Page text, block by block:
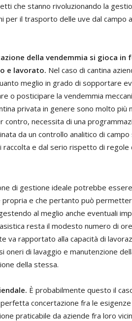
che stanno rivoluzionando la
per il trasporto delle uve dal campo
della vendemmia si gioca in
e lavorato. Nel caso di cantina
meglio in grado di sopportare
o posticipare la vendemmia
privata in genere sono molto più
necessita di una
da un controllo analitico di campo
raccolta e dal serio rispetto di regole
di gestione ideale potrebbe
propria e che pertanto può
al meglio anche eventuali
resta il modesto numero di
va rapportato alla capacità di
di lavaggio e manutenzione
della stessa.
È probabilmente questo il
concertazione fra le esigenze
praticabile da aziende fra loro